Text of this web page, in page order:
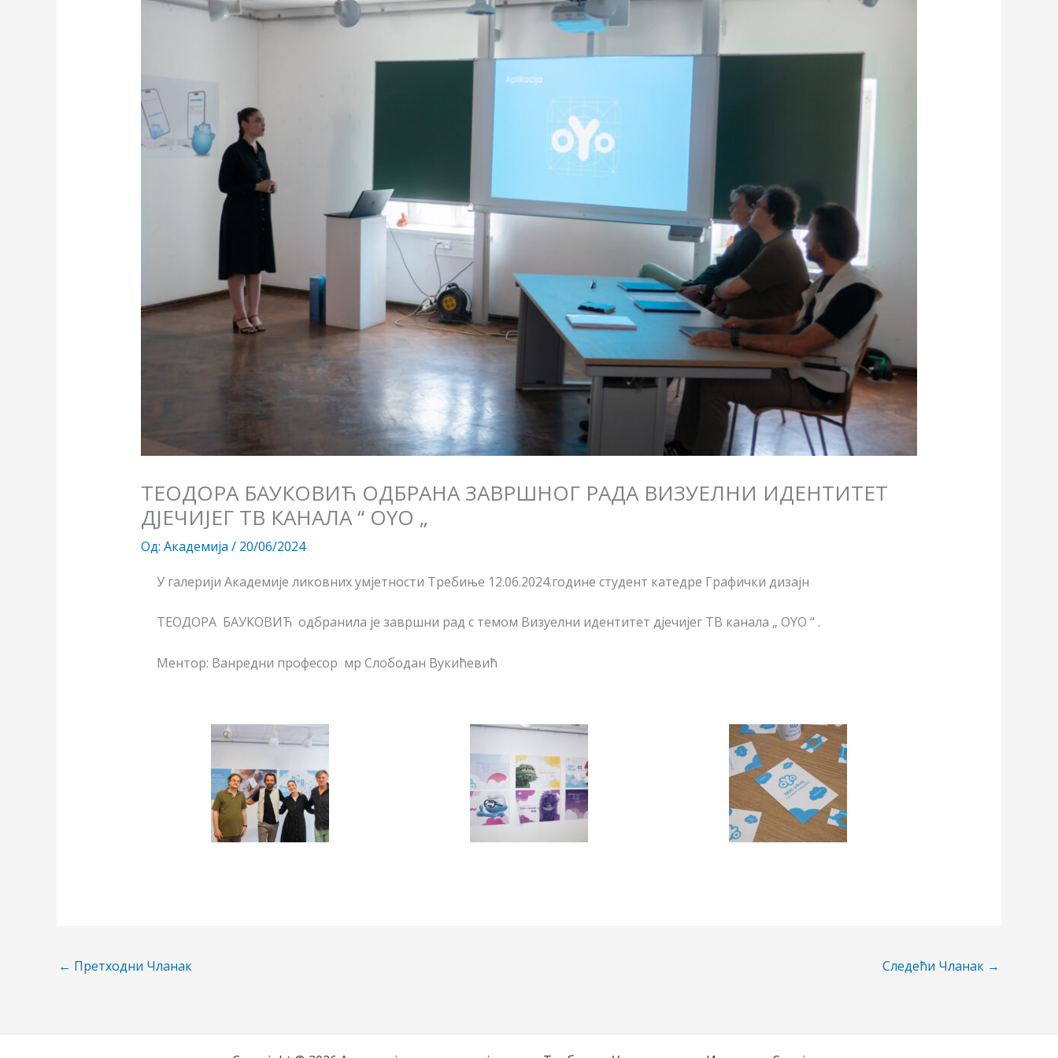
ТЕОДОРА БАУКОВИЋ ОДБРАНА ЗАВРШНОГ РАДА ВИЗУЕЛНИ ИДЕНТИТЕТ
ДЈЕЧИЈЕГ ТВ КАНАЛА “ ОYO „
Од: Академија / 20/06/2024
У галерији Академије ликовних умјетности Требиње 12.06.2024.године студент катедре Графички дизајн
ТЕОДОРА БАУКОВИЋ одбранила је завршни рад с темом Визуелни идентитет дјечијег ТВ канала „ ОYO “ .
Ментор: Ванредни професор мр Слободан Вукићевић
← Претходни Чланак Следећи Чланак →